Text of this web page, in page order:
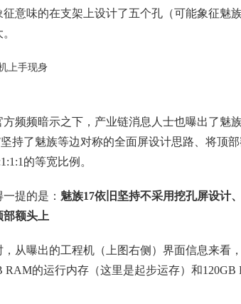
征意味的在支架上设计了五个孔（可能象征魅
上手现身
方频频暗示之下，产业链消息人士也曝出了魅
坚持了魅族等边对称的全面屏设计思路、将顶
的等宽比例。
提的是： 魅族17依旧坚持不采用挖孔屏设计
部额头上
从曝出的工程机（上图右侧）界面信息来看
RAM的运行内存（这里是起步运存）和120GB